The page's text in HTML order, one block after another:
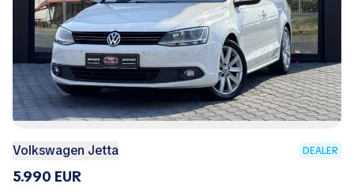
Volkswagen Jetta DEALER
5.990 EUR